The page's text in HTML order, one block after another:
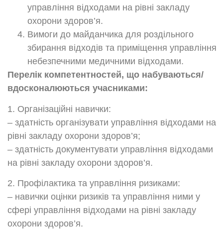
управління відходами на рівні закладу
охорони здоров’я.
Вимоги до майданчика для роздільного
збирання відходів та приміщення управління
небезпечними медичними відходами.
Перелік компетентностей, що набуваються/
вдосконалюються учасниками:
1. Організаційні навички:
– здатність організувати управління відходами на
рівні закладу охорони здоров’я;
– здатність документувати управління відходами
на рівні закладу охорони здоров’я.
2. Профілактика та управління ризиками:
– навички оцінки ризиків та управління ними у
сфері управління відходами на рівні закладу
охорони здоров’я.